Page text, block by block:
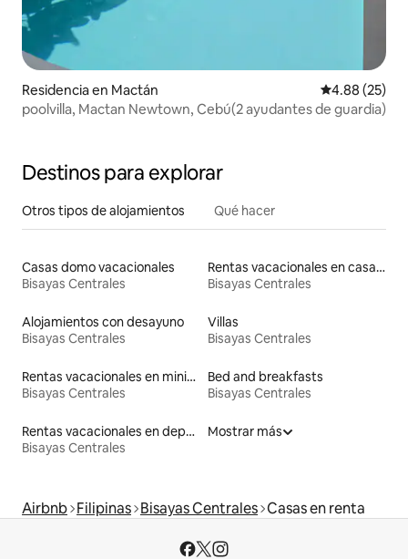
Residencia en Mactán Calificación
4.88 (25)
poolvilla, Mactan Newtown, Cebú(2 ayudantes de guardia)
Destinos para explorar
Otros tipos de alojamientos Qué hacer
Casas domo vacacionales
Bisayas Centrales
Rentas vacacionales en casas de huéspedes
Bisayas Centrales
Alojamientos con desayuno
Bisayas Centrales
Villas
Bisayas Centrales
Rentas vacacionales en minicasas
Bisayas Centrales
Bed and breakfasts
Bisayas Centrales
Rentas vacacionales en departamentos con cama de altura accesible
Bisayas Centrales
Mostrar más
Airbnb Filipinas Bisayas Centrales Casas en renta